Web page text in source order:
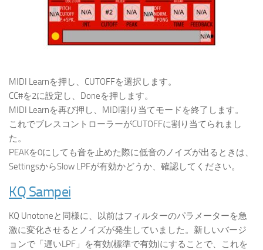
MIDI Learnを押し、CUTOFFを選択します。
CC#を2に設定し、Doneを押します。
MIDI Learnを再び押し、MIDI割り当てモードを終了します。
これでブレスコントローラーがCUTOFFに割り当てられまし
た。
PEAKを0にしても音を止めた際に低音のノイズが出るときは、
SettingsからSlow LPFが有効かどうか、確認してください。
KQ Sampei
KQ Unotoneと同様に、以前はフィルターのパラメーターを急
激に変化させるとノイズが発生していました。新しいバージ
ョンで「遅いLPF」を有効(標準で有効)にすることで、これを